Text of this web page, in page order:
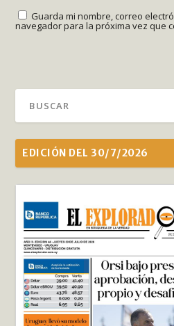
Guarda mi nombre, correo
navegador para la próxima vez que
EDICIÓN DEL 30/7/2026